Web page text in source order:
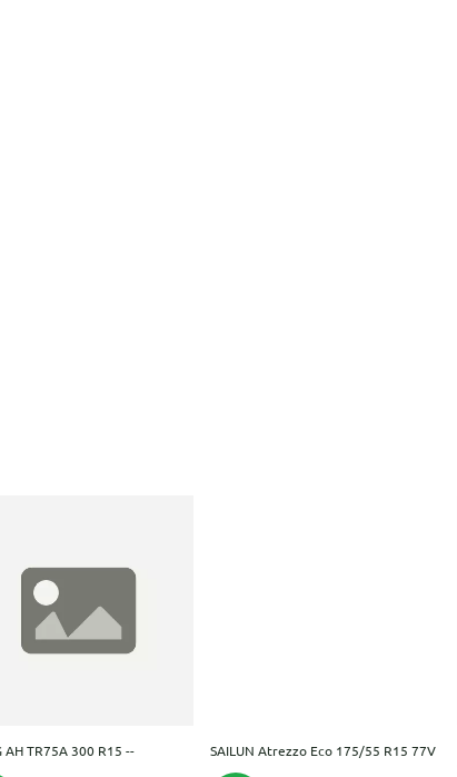
AH TR75A 300 R15 -- SAILUN Atrezzo Eco 175/55 R15 77V